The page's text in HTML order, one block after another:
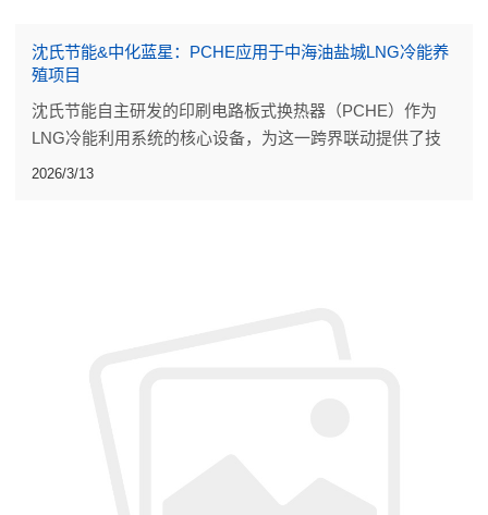
沈氏节能&中化蓝星：PCHE应用于中海油盐城LNG冷能养
殖项目
沈氏节能自主研发的印刷电路板式换热器（PCHE）作为
LNG冷能利用系统的核心设备，为这一跨界联动提供了技
术支撑。
2026/3/13